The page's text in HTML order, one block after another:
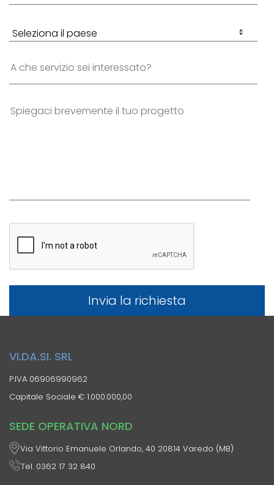
VI.DA.SI. SRL
P.IVA 06906990962
Capitale Sociale € 1.000.000,00
SEDE OPERATIVA NORD
Via Vittorio Emanuele Orlando, 40 20814 Varedo (MB)
Tel. 0362 17 32 840